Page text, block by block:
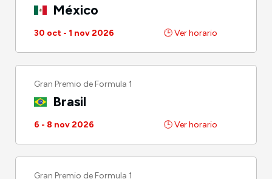
México
30 oct - 1 nov 2026 🕒 Ver horario
Gran Premio de Formula 1
Brasil
6 - 8 nov 2026 🕒 Ver horario
Gran Premio de Formula 1